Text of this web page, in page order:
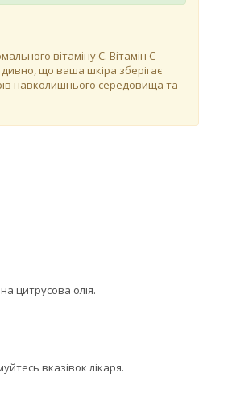
вітаміну C. Вітамін C
дивно, що ваша шкіра зберігає
навколишнього середовища та
цитрусова олія.
вказівок лікаря.